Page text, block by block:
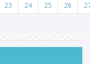
23 24 25 26